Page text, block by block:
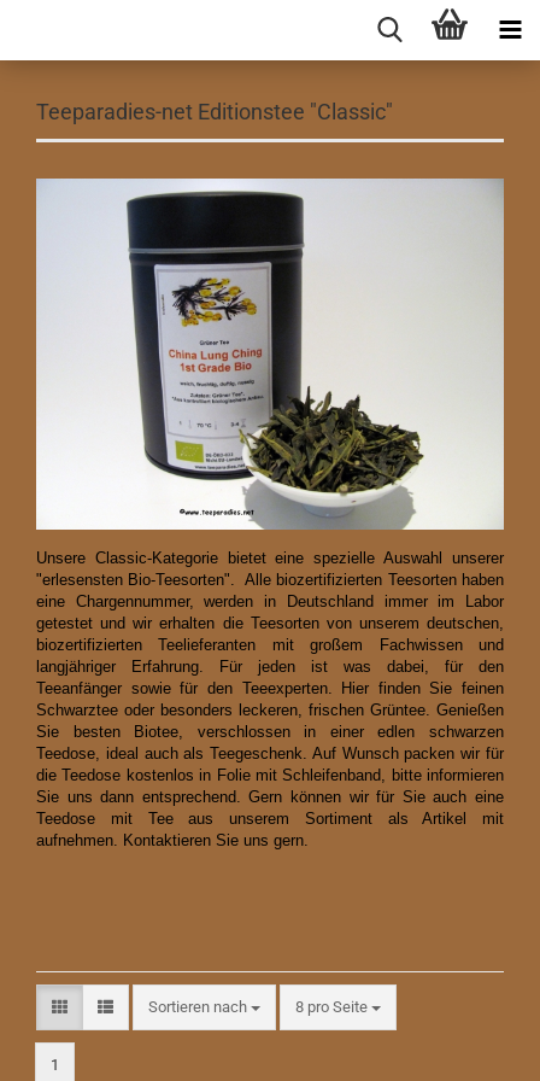
Teeparadies-net Editionstee "Classic"
Unsere Classic-Kategorie bietet eine spezielle Auswahl unserer
"erlesensten Bio-Teesorten". Alle biozertifizierten Teesorten haben
eine Chargennummer, werden in Deutschland immer im Labor
getestet und wir erhalten die Teesorten von unserem deutschen,
biozertifizierten Teelieferanten mit großem Fachwissen und
langjähriger Erfahrung. Für jeden ist was dabei, für den
Teeanfänger sowie für den Teeexperten. Hier finden Sie feinen
Schwarztee oder besonders leckeren, frischen Grüntee. Genießen
Sie besten Biotee, verschlossen in einer edlen schwarzen
Teedose, ideal auch als Teegeschenk. Auf Wunsch packen wir für
die Teedose kostenlos in Folie mit Schleifenband, bitte informieren
Sie uns dann entsprechend. Gern können wir für Sie auch eine
Teedose mit Tee aus unserem Sortiment als Artikel mit
aufnehmen. Kontaktieren Sie uns gern.
Sortieren nach
Sortieren nach 8 pro Seite
pro Seite
1